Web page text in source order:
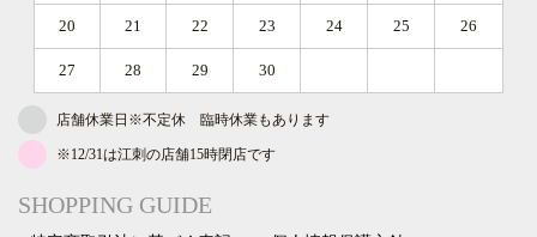
20 21 22 23 24 25 26
27 28 29 30
店舗休業日※不定休 臨時休業もあります
※12/31は江刺の店舗15時閉店です
SHOPPING GUIDE